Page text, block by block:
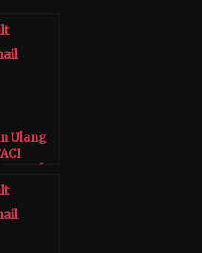
Ulang